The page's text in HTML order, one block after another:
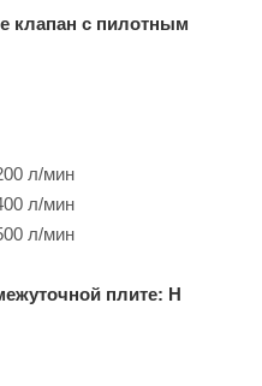
клапан с пилотным
л/мин
л/мин
л/мин
плите: H